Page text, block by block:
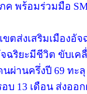
ค พร้อมร่วมมือ
ตส่งเสริมเมืองอั
ฉริยะมีชีวิต ขับเค
านครึ่งปี 69 ทะลุ
บ 13 เดือน ส่งออ